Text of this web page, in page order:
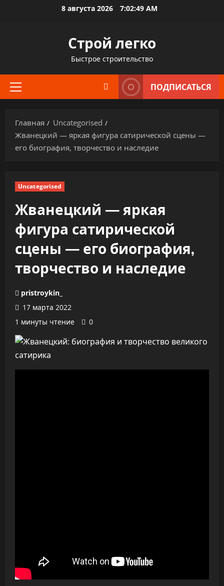
8 августа 2026 7:02:50 AM
Строй легко
Быстрое строительство
Основное
ПОДПИСАТЬСЯ
Главная
Uncategorised
Жванецкий — яркая фигура сатирической сцены —
его биография, творчество и наследие
Uncategorised
Жванецкий — яркая
фигура сатирической
сцены — его биография,
творчество и наследие
pristroykin_
17 марта 2022
1 минуты чтение
0